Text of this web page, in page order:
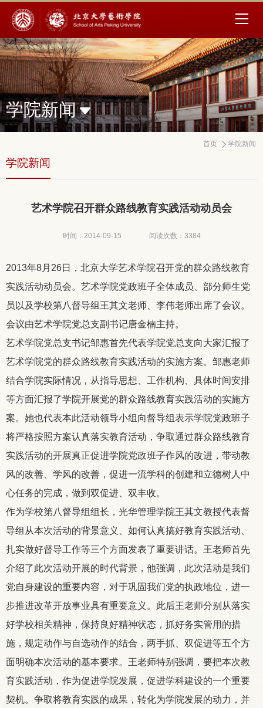
学院新闻
首页 学院新闻
学院新闻
艺术学院召开群众路线教育实践活动动员会
时间：2014-09-15 阅读次数： 3384
2013年8月 26日，北京大学艺术学院召开党的群众路线教育
实践活动动员会。艺术学院党政班子全体成员、部分师生党
员以及学校第八督导组王其文老师、李伟老师出席了会议。
会议由艺术学院党总支副书记唐金楠主持。
艺术学院党总支书记邹惠首先代表学院党总支向大家汇报了
艺术学院党的群众路线教育实践活动的实施方案。邹惠老师
结合学院实际情况，从指导思想、工作机构、具体时间安排
等方面汇报了学院开展党的群众路线教育实践活动的实施方
案。她也代表本此活动领导小组向督导组表示学院党政班子
将严格按照方案认真落实教育活动，争取通过群众路线教育
实践活动的开展真正促进学院党政班子作风的改进，带动教
风的改善、学风的改善，促进一流学科的创建和立德树人中
心任务的完成，做到双促进、双丰收。
作为学校第八督导组组长，光华管理学院王其文教授代表督
导组从本次活动的背景意义、如何认真搞好教育实践活动、
扎实做好督导工作等三个方面发表了重要讲话。王老师首先
介绍了此次活动开展的时代背景，他强调，此次活动是我们
党自身建设的重要内容，对于巩固我们党的执政地位，进一
步推进改革开放事业具有重要意义。此后王老师分别从落实
好学校相关精神，保持良好精神状态，抓好务实管用的措
施，规定动作与自选动作的结合，两手抓、双促进等五个方
面明确本次活动的基本要求。王老师特别强调，要把本次教
育实践活动，作为促进学院发展，促进学科建设的一个重要
契机。争取将教育实践的成果，转化为学院发展的动力，并